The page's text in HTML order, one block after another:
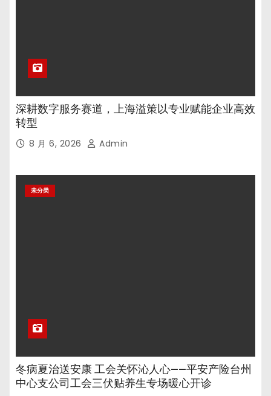
深耕数字服务赛道，上海溢策以专业赋能企业高效
转型
8 月 6, 2026 Admin
未分类
冬病夏治送安康 工会关怀沁人心——平安产险台州
中心支公司工会三伏贴养生专场暖心开诊